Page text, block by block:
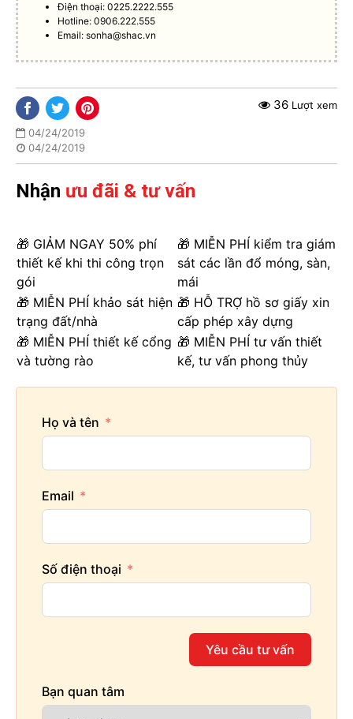
Điện thoại: 0225.2222.555
Hotline: 0906.222.555
Email:sonha@shac.vn
04/24/2019
04/24/2019
36 Lượt xem
Nhận ưu đãi & tư vấn
🎁 GIẢM NGAY 50% phí
thiết kế khi thi công trọn
gói
🎁 MIỄN PHÍ kiểm tra giám
sát các lần đổ móng, sàn,
mái
🎁 MIỄN PHÍ khảo sát hiện
trạng đất/nhà
🎁 HỖ TRỢ hồ sơ giấy xin
cấp phép xây dựng
🎁 MIỄN PHÍ thiết kế cổng
và tường rào
🎁 MIỄN PHÍ tư vấn thiết
kế, tư vấn phong thủy
Họ và tên
Email
Số điện thoại
Yêu cầu tư vấn
Bạn quan tâm